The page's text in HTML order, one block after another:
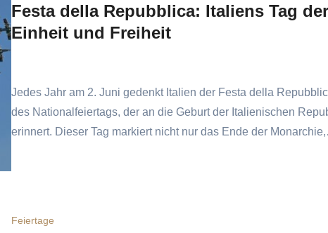
Festa della Repubblica: Italiens Tag der
Einheit und Freiheit
Jedes Jahr am 2. Juni gedenkt Italien der Festa della
des Nationalfeiertags, der an die Geburt der Italienischen
erinnert. Dieser Tag markiert nicht nur das Ende der
Feiertage